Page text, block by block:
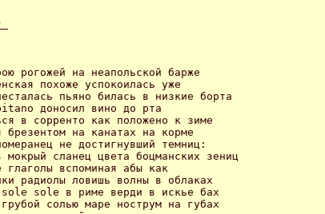
рогожей на неапольской барже
похоже успокоилась уже
пьяно билась в низкие борта
доносил вино до рта
в сорренто как положено к зиме
брезентом на канатах на корме
не достигнувший темниц:
мокрый сланец цвета боцманских зениц
глаголы вспоминая абы как
радиолы ловишь волны в облаках
sole sole в риме верди в искье бах
грубой солью маре нострум на губах